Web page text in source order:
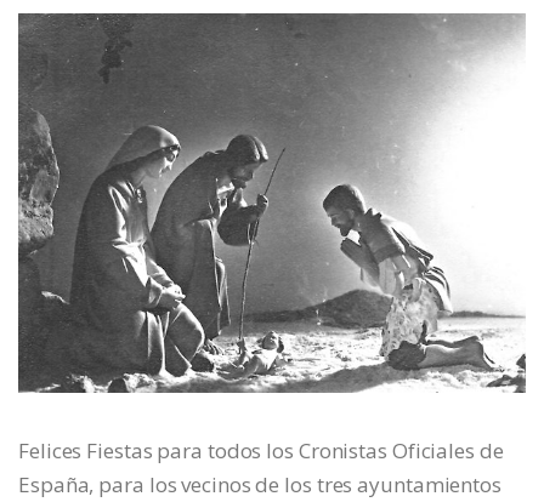
Felices Fiestas para todos los Cronistas Oficiales de
España, para los vecinos de los tres ayuntamientos